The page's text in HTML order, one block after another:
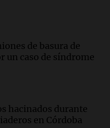
de vino
el fin de semana
de Bulaya con
la familia
de basura de
un caso de síndrome
hacinados durante
en Córdoba